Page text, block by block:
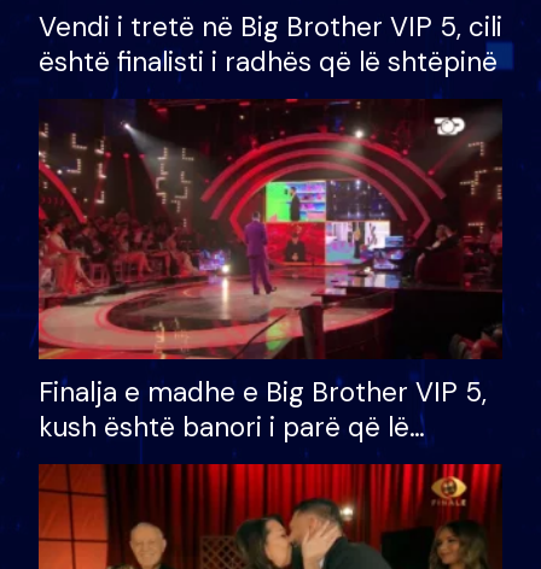
Vendi i tretë në Big Brother VIP 5, cili
është finalisti i radhës që lë shtëpinë
Finalja e madhe e Big Brother VIP 5,
kush është banori i parë që lë
shtëpinë dhe humb mundësinë për
të fituar çmimin e madh